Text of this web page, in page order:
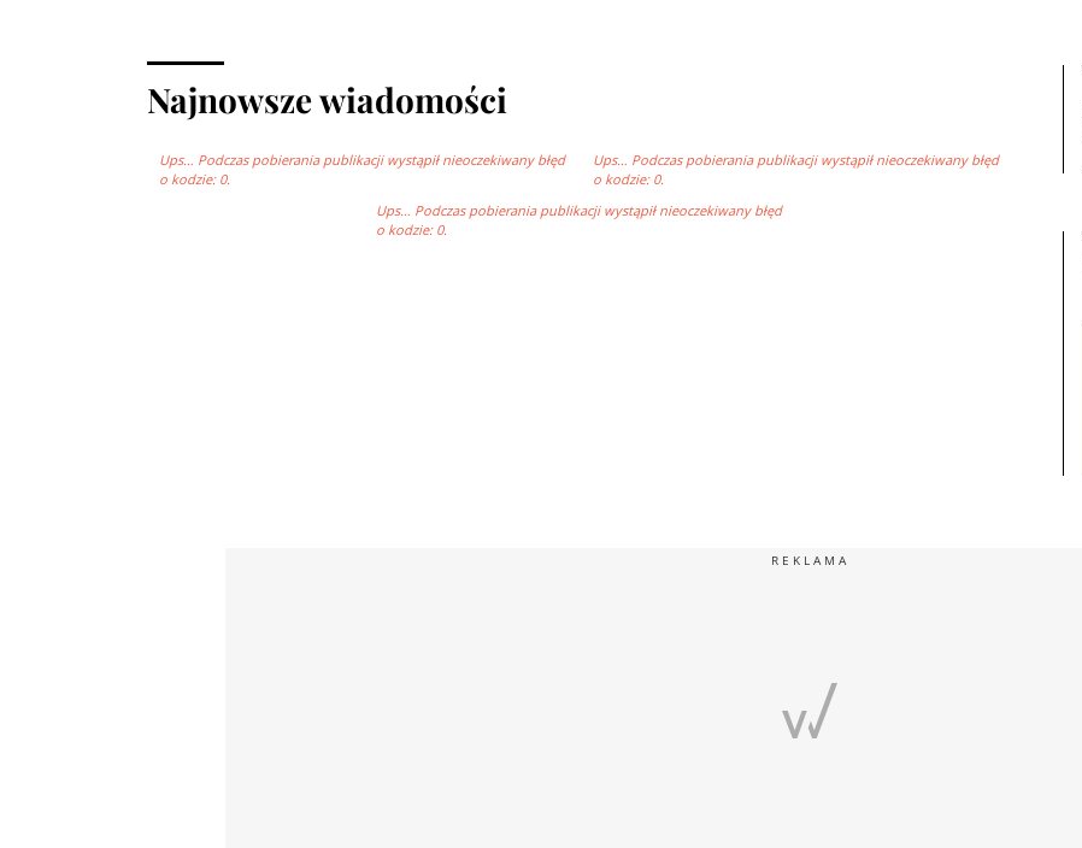
Najnowsze wiadomości
Ups… Podczas pobierania publikacji wystąpił nieoczekiwany błęd
o kodzie: 0.
Ups… Podczas pobierania publikacji wystąpił nieoczekiwany błęd
o kodzie: 0.
Ups… Podczas pobierania publikacji wystąpił nieoczekiwany błęd
o kodzie: 0.
REKLAMA